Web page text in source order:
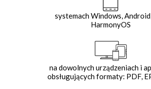
systemach Windows,
HarmonyOS
na dowolnych urządzeniach i
obsługujących formaty: PDF,